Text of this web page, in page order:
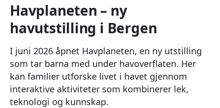
Havplaneten – ny
havutstilling i Bergen
I juni 2026 åpnet Havplaneten, en ny utstilling
som tar barna med under havoverflaten. Her
kan familier utforske livet i havet gjennom
interaktive aktiviteter som kombinerer lek,
teknologi og kunnskap.